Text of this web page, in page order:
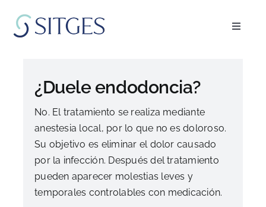
contenido
Toggle
Especialidades
Blog
¿Duele endodoncia?
No. El tratamiento se realiza mediante
anestesia local, por lo que no es doloroso.
Su objetivo es eliminar el dolor causado
por la infección. Después del tratamiento
pueden aparecer molestias leves y
temporales controlables con medicación.